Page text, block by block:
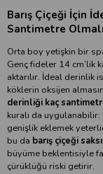
Barış Çiçeği İçin
Santimetre
Orta boy yetişkin bir
Genç fideler 14 cm’lik
aktarılır. İdeal derinlik
köklerin oksijen
derinliği kaç
kuralı da
genişlik eklemek
bu da barış çiçeği
büyüme beklentisiyle
çürüklüğü riski getirir.